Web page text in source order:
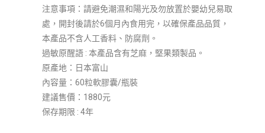
注意事項：請避免潮濕和陽光及勿放置於嬰幼兒易取
處，開封後請於6個月內食用完，以確保產品品質，
本產品不含人工香料、防腐劑。
過敏原醒語 : 本產品含有芝麻，堅果類製品。
原產地：日本富山
內容量：60粒軟膠囊/瓶裝
建議售價：1880元
保存期限 : 4年